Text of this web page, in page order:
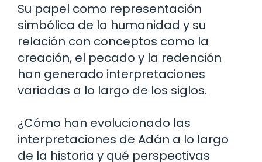
Su papel como representación
simbólica de la humanidad y su
relación con conceptos como la
creación, el pecado y la redención
han generado interpretaciones
variadas a lo largo de los siglos.
¿Cómo han evolucionado las
interpretaciones de Adán a lo largo
de la historia y qué perspectivas